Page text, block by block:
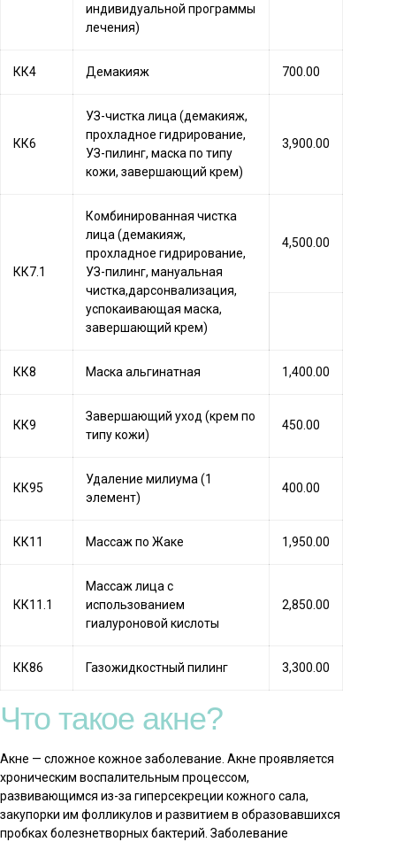
индивидуальной программы
лечения)
КК4 Демакияж 700.00
КК6
УЗ-чистка лица (демакияж,
прохладное гидрирование,
УЗ-пилинг, маска по типу
кожи, завершающий крем)
3,900.00
КК7.1
Комбинированная чистка
лица (демакияж,
прохладное гидрирование,
УЗ-пилинг, мануальная
чистка,дарсонвализация,
успокаивающая маска,
завершающий крем)
4,500.00
КК8 Маска альгинатная 1,400.00
КК9
Завершающий уход (крем по
типу кожи)
450.00
КК95
Удаление милиума (1
элемент)
400.00
КК11 Массаж по Жаке 1,950.00
КК11.1
Массаж лица с
использованием
гиалуроновой кислоты
2,850.00
КК86 Газожидкостный пилинг 3,300.00
Что такое акне?
Акне — сложное кожное заболевание. Акне проявляется
хроническим воспалительным процессом,
развивающимся из-за гиперсекреции кожного сала,
закупорки им фолликулов и развитием в образовавшихся
пробках болезнетворных бактерий. Заболевание